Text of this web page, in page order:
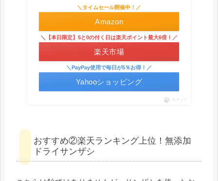
＼タイムセール開催中！／
Amazon
＼【本日限定】5と0の付く日は楽天ポイント最大6倍！／
楽天市場
＼PayPay使用で毎日が5％お得！／
Yahooショッピング
ポチップ
おすすめ②楽天ランキング上位！無添加
ドライサンザシ